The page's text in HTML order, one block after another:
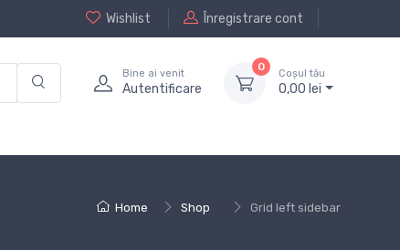
Wishlist Înregistrare cont
Bine ai venit
Autentificare
0
Coșul tău
0,00 lei
Home Shop Grid left sidebar